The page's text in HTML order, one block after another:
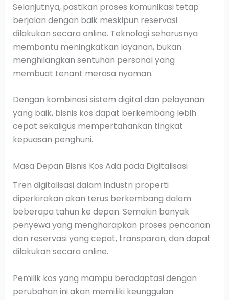
Selanjutnya, pastikan proses komunikasi tetap
berjalan dengan baik meskipun reservasi
dilakukan secara online. Teknologi seharusnya
membantu meningkatkan layanan, bukan
menghilangkan sentuhan personal yang
membuat tenant merasa nyaman.
Dengan kombinasi sistem digital dan pelayanan
yang baik, bisnis kos dapat berkembang lebih
cepat sekaligus mempertahankan tingkat
kepuasan penghuni.
Masa Depan Bisnis Kos Ada pada Digitalisasi
Tren digitalisasi dalam industri properti
diperkirakan akan terus berkembang dalam
beberapa tahun ke depan. Semakin banyak
penyewa yang mengharapkan proses pencarian
dan reservasi yang cepat, transparan, dan dapat
dilakukan secara online.
Pemilik kos yang mampu beradaptasi dengan
perubahan ini akan memiliki keunggulan